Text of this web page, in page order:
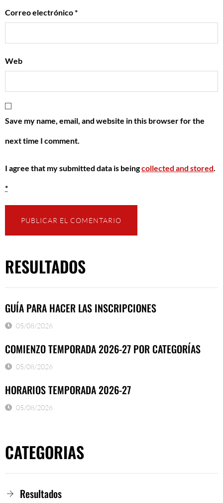
Correo electrónico*
Web
Save my name, email, and website in this browser for the
next time I comment.
I agree that my submitted data is beingcollected and stored
*
RESULTADOS
GUÍA PARA HACER LAS INSCRIPCIONES
05/08/2026
COMIENZO TEMPORADA 2026-27 POR CATEGORÍAS
05/08/2026
HORARIOS TEMPORADA 2026-27
05/08/2026
CATEGORIAS
Resultados